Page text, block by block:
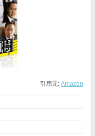
引用元: Amazon